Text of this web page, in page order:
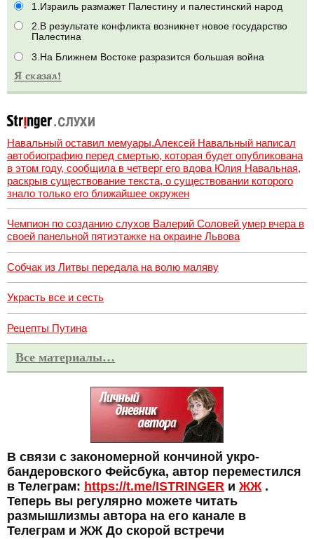
1.Израиль размажет Палестину и палестинский народ
2.В результате конфликта возникнет новое государство
Палестина
3.На Ближнем Востоке разразится большая война
Навальный оставил мемуары.Алексей Навальный написал
автобиографию перед смертью, которая будет опубликована
в этом году, сообщила в четверг его вдова Юлия Навальная,
раскрыв существование текста, о существовании которого
знало только его ближайшее окружен
Чемпион по созданию слухов Валерий Соловей умер вчера в
своей панельной пятиэтажке на окраине Львова
Собчак из Литвы передала на волю маляву
Украсть все и сесть
Рецепты Путина
Все материалы…
В связи с закономерной кончиной укро-
бандеровского Фейсбука, автор переместился
в Телеграм: https://t.me/ISTRINGER и ЖЖ.
Теперь вы регулярно можете читать
размышлизмы автора на его канале в
Телеграм и ЖЖ До скорой встречи